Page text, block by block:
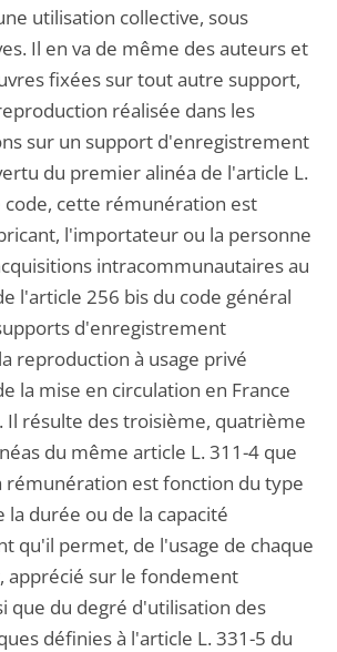
utilisation collective, sous
Il en va de même des auteurs et
fixées sur tout autre support,
réalisée dans les
sur un support d'enregistrement
du premier alinéa de l'article L.
cette rémunération est
l'importateur ou la personne
intracommunautaires au
l'article 256 bis du code général
d'enregistrement
reproduction à usage privé
la mise en circulation en France
Il résulte des troisième, quatrième
du même article L. 311-4 que
rémunération est fonction du type
la durée ou de la capacité
qu'il permet, de l'usage de chaque
apprécié sur le fondement
que du degré d'utilisation des
définies à l'article L. 331-5 du